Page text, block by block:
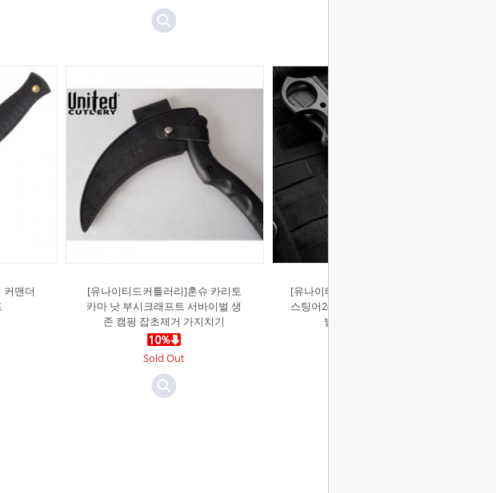
커맨더
[유나이티드커틀러리]혼슈 카리토
카마 낫 부시크래프트 서바이벌 생
존 캠핑 잡초제거 가지치기
Sold Out
[유나이티드커틀러리]언더커버 CIA
스팅어2(F) 나이프 아웃도어 서바이
벌 사냥 생존 캠핑 칼